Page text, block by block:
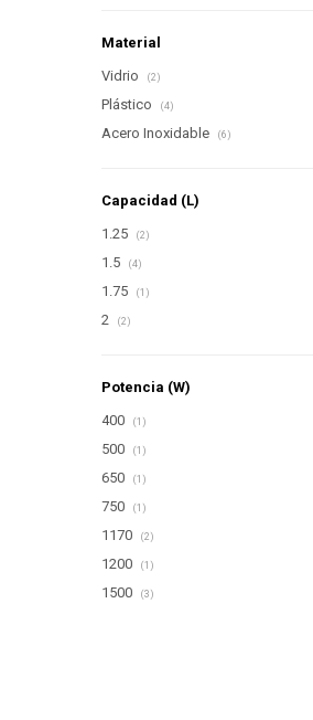
Material
Vidrio
(2)
Plástico (4)
Acero Inoxidable (6)
Capacidad (L)
1.25
(2)
1.5 (4)
1.75 (1)
2 (2)
Potencia (W)
400
(1)
500 (1)
650 (1)
750 (1)
1170 (2)
1200 (1)
1500 (3)